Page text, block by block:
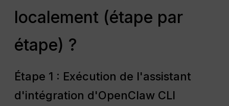
localement (étape par
étape) ?
Étape 1 : Exécution de l'assistant
d'intégration d'OpenClaw CLI